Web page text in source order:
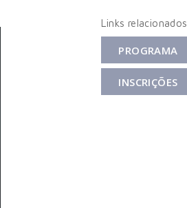
Links relacionados
PROGRAMA
INSCRIÇÕES